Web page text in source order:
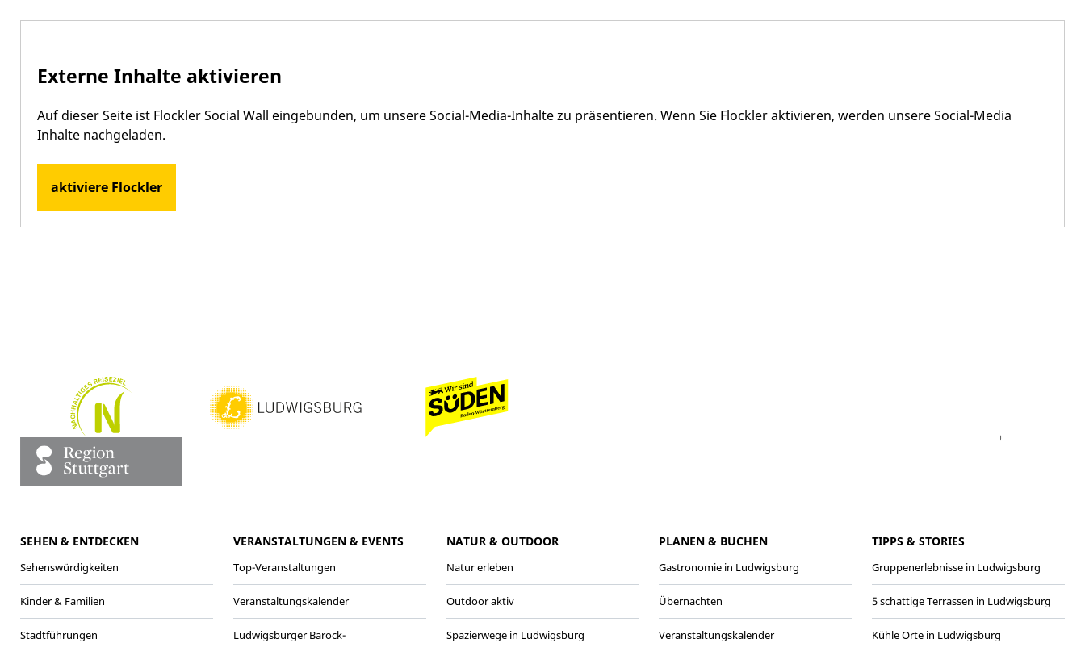
Externe Inhalte aktivieren
Auf dieser Seite ist Flockler Social Wall eingebunden, um unsere Social-Media-Inhalte zu präsentieren. Wenn Sie Flockler aktivieren, werden unsere Social-Media
Inhalte nachgeladen.
aktiviere Flockler
Youtube
SEHEN & ENTDECKEN
Sehenswürdigkeiten
Kinder & Familien
Stadtführungen
VERANSTALTUNGEN & EVENTS
Top-Veranstaltungen
Veranstaltungskalender
Ludwigsburger Barock-
NATUR & OUTDOOR
Natur erleben
Outdoor aktiv
Spazierwege in Ludwigsburg
PLANEN & BUCHEN
Gastronomie in Ludwigsburg
Übernachten
Veranstaltungskalender
TIPPS & STORIES
Gruppenerlebnisse in Ludwigsburg
5 schattige Terrassen in Ludwigsburg
Kühle Orte in Ludwigsburg